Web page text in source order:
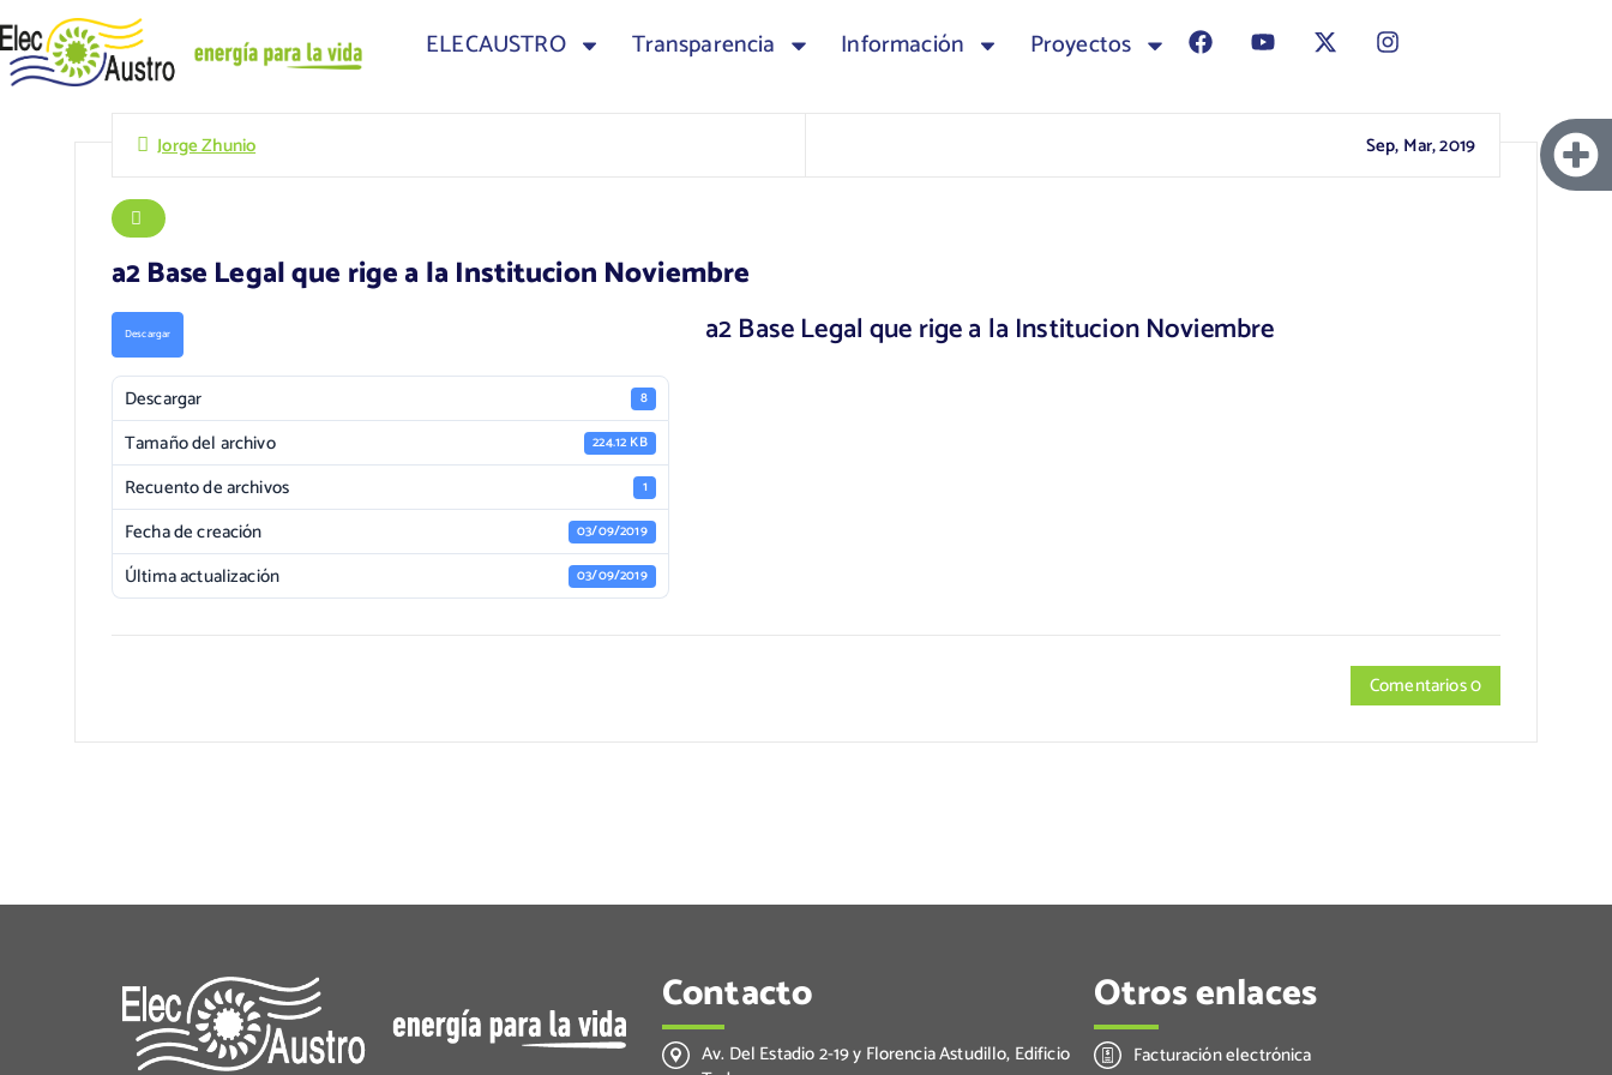
ELECAUSTRO Transparencia Información Proyectos
Jorge Zhunio Sep, Mar, 2019
a2 Base Legal que rige a la Institucion Noviembre
Descargar
Descargar 8
Tamaño del archivo 224.12 KB
Recuento de archivos 1
Fecha de creación 03/09/2019
Última actualización 03/09/2019
a2 Base Legal que rige a la Institucion Noviembre
Comentarios 0
Contacto
Av. Del Estadio 2-19 y Florencia Astudillo, Edificio
Otros enlaces
Facturación electrónica